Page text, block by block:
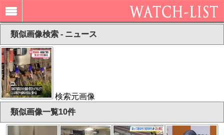
類似画像検索 - ニュース
検索元画像
類似画像一覧10件